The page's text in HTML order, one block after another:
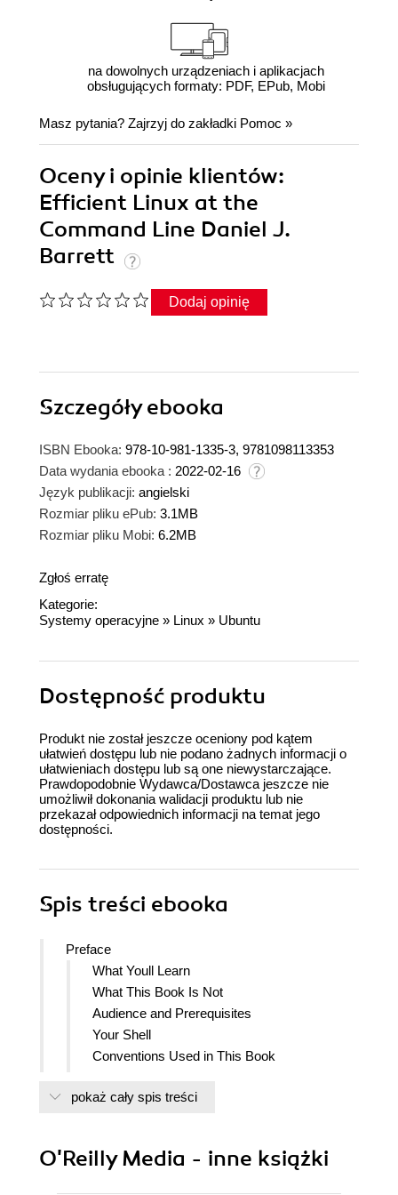
na dowolnych urządzeniach i aplikacjach
obsługujących formaty: PDF, EPub, Mobi
Masz pytania? Zajrzyj do zakładki Pomoc »
Oceny i opinie klientów:
Efficient Linux at the
Command Line Daniel J.
Barrett
Dodaj opinię
Szczegółyebooka
ISBN Ebooka: 978-10-981-1335-3, 9781098113353
Data wydania ebooka : 2022-02-16
Język publikacji: angielski
Rozmiar pliku ePub: 3.1MB
Rozmiar pliku Mobi: 6.2MB
Zgłoś erratę
Kategorie:
Systemy operacyjne » Linux » Ubuntu
Dostępność produktu
Produkt nie został jeszcze oceniony pod kątem
ułatwień dostępu lub nie podano żadnych informacji o
ułatwieniach dostępu lub są one niewystarczające.
Prawdopodobnie Wydawca/Dostawca jeszcze nie
umożliwił dokonania walidacji produktu lub nie
przekazał odpowiednich informacji na temat jego
dostępności.
Spis treści ebooka
Preface
What Youll Learn
What This Book Is Not
Audience and Prerequisites
Your Shell
Conventions Used in This Book
OReilly Online Learning
I. Core Concepts
pokaż cały spis treści
O'Reilly Media - inne książki